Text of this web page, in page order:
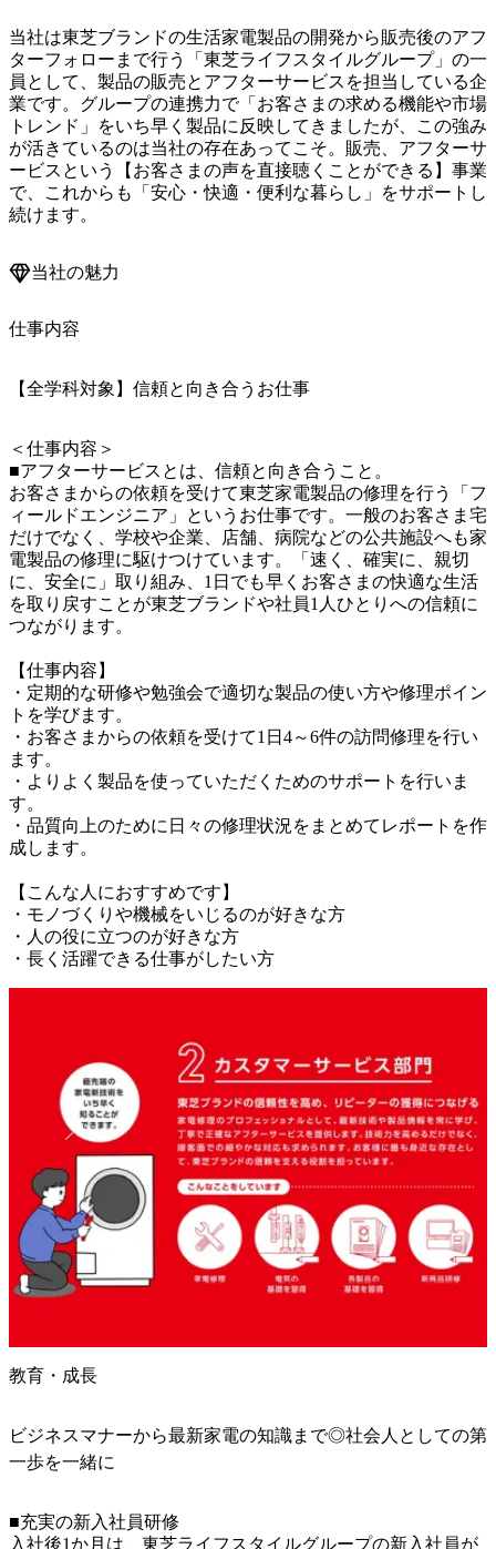
当社は東芝ブランドの生活家電製品の開発から販売後のアフ
ターフォローまで行う「東芝ライフスタイルグループ」の一
員として、製品の販売とアフターサービスを担当している企
業です。グループの連携力で「お客さまの求める機能や市場
トレンド」をいち早く製品に反映してきましたが、この強み
が活きているのは当社の存在あってこそ。販売、アフターサ
ービスという【お客さまの声を直接聴くことができる】事業
で、これからも「安心・快適・便利な暮らし」をサポートし
続けます。
当社の魅力
仕事内容
【全学科対象】信頼と向き合うお仕事
＜仕事内容＞
■アフターサービスとは、信頼と向き合うこと。
お客さまからの依頼を受けて東芝家電製品の修理を行う「フ
ィールドエンジニア」というお仕事です。一般のお客さま宅
だけでなく、学校や企業、店舗、病院などの公共施設へも家
電製品の修理に駆けつけています。「速く、確実に、親切
に、安全に」取り組み、1日でも早くお客さまの快適な生活
を取り戻すことが東芝ブランドや社員1人ひとりへの信頼に
つながります。
【仕事内容】
・定期的な研修や勉強会で適切な製品の使い方や修理ポイン
トを学びます。
・お客さまからの依頼を受けて1日4～6件の訪問修理を行い
ます。
・よりよく製品を使っていただくためのサポートを行いま
す。
・品質向上のために日々の修理状況をまとめてレポートを作
成します。
【こんな人におすすめです】
・モノづくりや機械をいじるのが好きな方
・人の役に立つのが好きな方
・長く活躍できる仕事がしたい方
教育・成長
ビジネスマナーから最新家電の知識まで◎社会人としての第
一歩を一緒に
■充実の新入社員研修
入社後1か月は、東芝ライフスタイルグループの新入社員が